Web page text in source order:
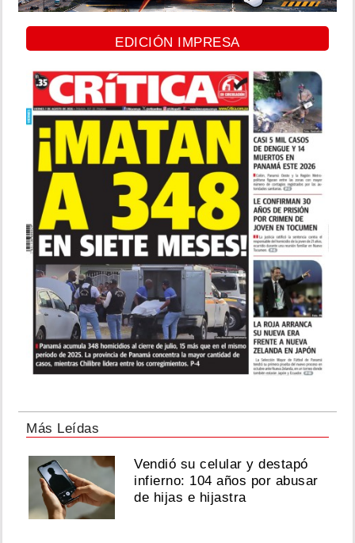
EDICIÓN IMPRESA
Más Leídas
Vendió su celular y destapó
infierno: 104 años por abusar
de hijas e hijastra